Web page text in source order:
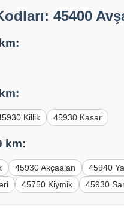
45400
Killik 45930 Kasar
km:
45930 Akçaalan 45940
45750 Kiymik 45930